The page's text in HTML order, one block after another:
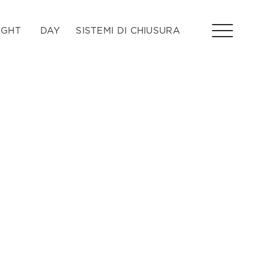
DAY SISTEMI DI CHIUSURA